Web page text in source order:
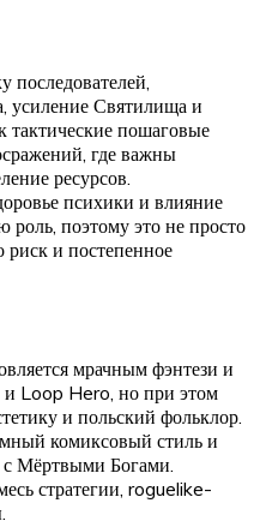
последователей,
усиление Святилища и
тактические пошаговые
где важны
ресурсов.
психики и влияние
поэтому это не просто
риск и постепенное
мрачным фэнтези и
Loop Hero, но при этом
и польский фольклор.
комиксовый стиль и
с Мёртвыми Богами.
стратегии, roguelike-